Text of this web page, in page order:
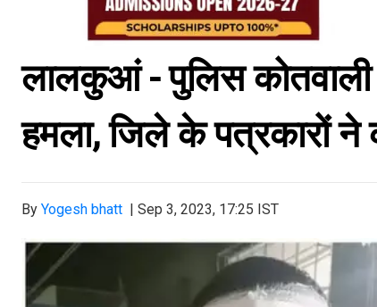
लालकुआं- पुलिस
हमला, जिले के पत्रकारों ने
By Yogesh bhatt | Sep 3, 2023, 17:25 IST